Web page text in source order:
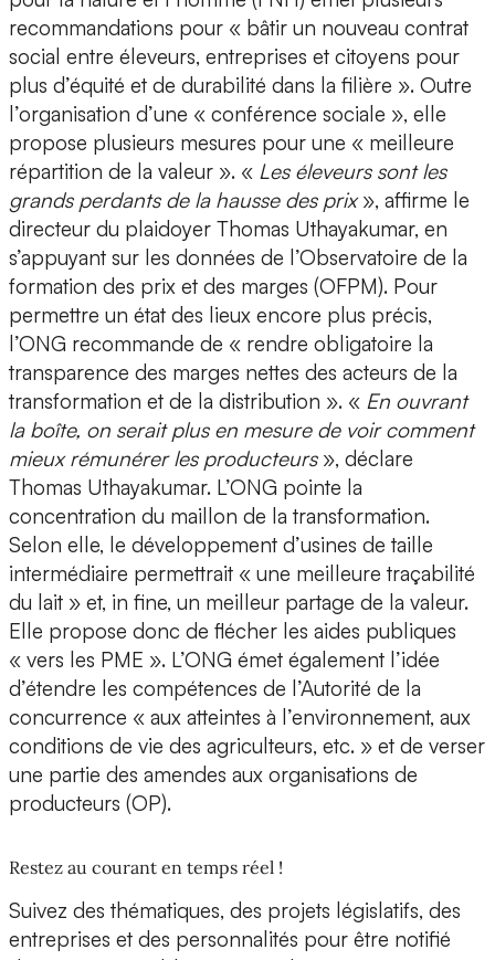
recommandations pour « bâtir un nouveau contrat
social entre éleveurs, entreprises et citoyens pour
plus d’équité et de durabilité dans la filière ». Outre
l’organisation d’une « conférence sociale », elle
propose plusieurs mesures pour une « meilleure
répartition de la valeur ». « Les éleveurs sont les
grands perdants de la hausse des prix», affirme le
directeur du plaidoyer Thomas Uthayakumar, en
s’appuyant sur les données de l’Observatoire de la
formation des prix et des marges (OFPM). Pour
permettre un état des lieux encore plus précis,
l’ONG recommande de « rendre obligatoire la
transparence des marges nettes des acteurs de la
transformation et de la distribution ». « En ouvrant
la boîte, on serait plus en mesure de voir comment
mieux rémunérer les producteurs », déclare
Thomas Uthayakumar. L’ONG pointe la
concentration du maillon de la transformation.
Selon elle, le développement d’usines de taille
intermédiaire permettrait « une meilleure traçabilité
du lait » et, in fine, un meilleur partage de la valeur.
Elle propose donc de flécher les aides publiques
« vers les PME ». L’ONG émet également l’idée
d’étendre les compétences de l’Autorité de la
concurrence « aux atteintes à l’environnement, aux
conditions de vie des agriculteurs, etc. » et de verser
une partie des amendes aux organisations de
producteurs (OP).
Restez au courant en temps réel !
Suivez des thématiques, des projets législatifs, des
entreprises et des personnalités pour être notifié